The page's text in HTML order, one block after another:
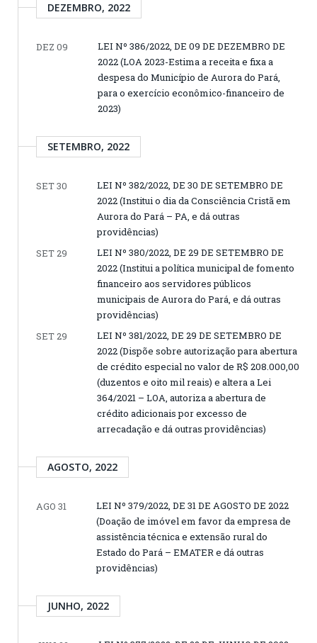
DEZEMBRO, 2022
DEZ 09
LEI Nº 386/2022, DE 09 DE DEZEMBRO DE
2022 (LOA 2023-Estima a receita e fixa a
despesa do Município de Aurora do Pará,
para o exercício econômico-financeiro de
2023)
SETEMBRO, 2022
SET 30
LEI Nº 382/2022, DE 30 DE SETEMBRO DE
2022 (Institui o dia da Consciência Cristã em
Aurora do Pará – PA, e dá outras
providências)
SET 29
LEI Nº 380/2022, DE 29 DE SETEMBRO DE
2022 (Institui a política municipal de fomento
financeiro aos servidores públicos
municipais de Aurora do Pará, e dá outras
providências)
SET 29
LEI Nº 381/2022, DE 29 DE SETEMBRO DE
2022 (Dispõe sobre autorização para abertura
de crédito especial no valor de R$ 208.000,00
(duzentos e oito mil reais) e altera a Lei
364/2021 – LOA, autoriza a abertura de
crédito adicionais por excesso de
arrecadação e dá outras providências)
AGOSTO, 2022
AGO 31
LEI Nº 379/2022, DE 31 DE AGOSTO DE 2022
(Doação de imóvel em favor da empresa de
assistência técnica e extensão rural do
Estado do Pará – EMATER e dá outras
providências)
JUNHO, 2022